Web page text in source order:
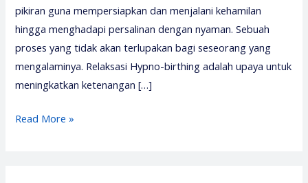
pikiran guna mempersiapkan dan menjalani kehamilan
hingga menghadapi persalinan dengan nyaman. Sebuah
proses yang tidak akan terlupakan bagi seseorang yang
mengalaminya. Relaksasi Hypno-birthing adalah upaya untuk
meningkatkan ketenangan […]
Pelatihan
Read More »